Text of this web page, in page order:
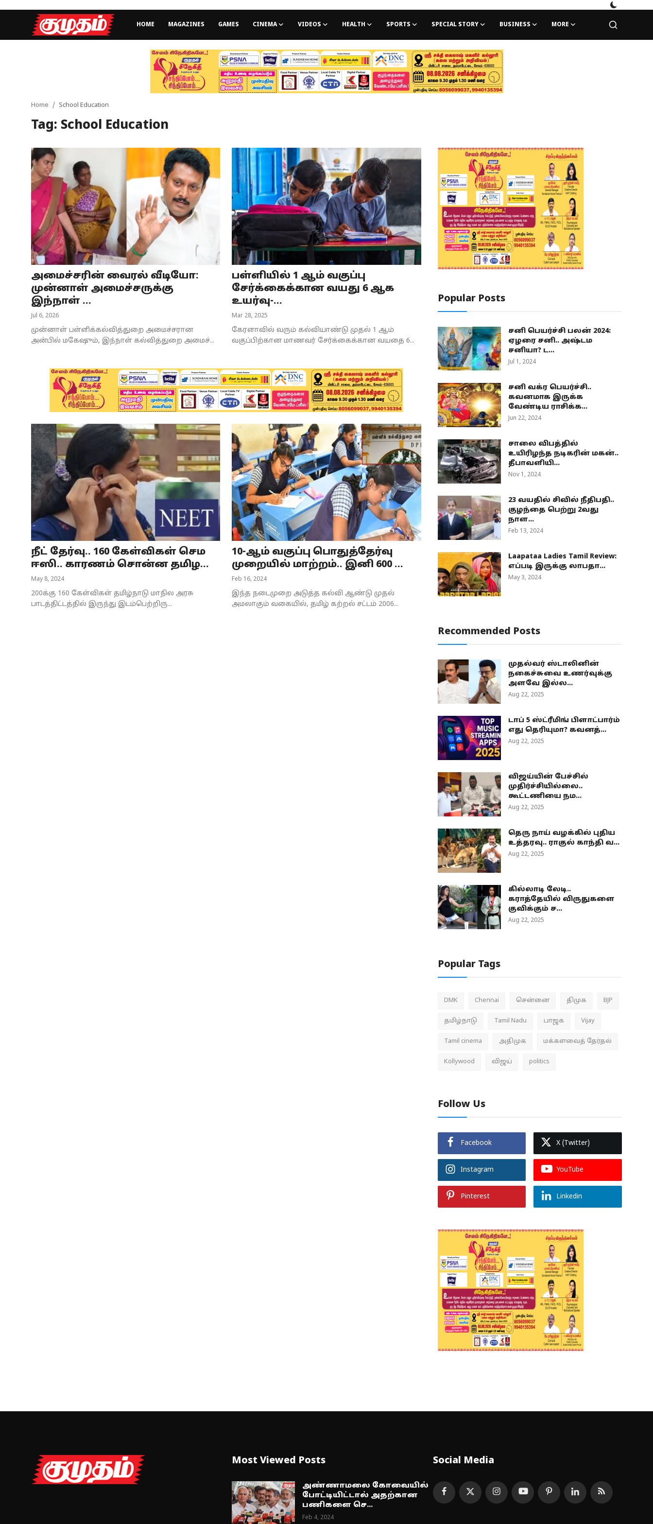
HOME MAGAZINES GAMES CINEMA VIDEOS HEALTH SPORTS SPECIAL STORY BUSINESS MORE
Games
Videos
Health
Special Story
Business
Tamilnadu
National
Astrology
Home School Education
Tag: School Education
அமைச்சரின் வைரல் வீடியோ:
முன்னாள் அமைச்சருக்கு
இந்நாள் ...
Jul 6, 2026
முன்னாள் பள்ளிக்கல்வித்துறை அமைச்சரான
அன்பில் மகேஷும், இந்நாள் கல்வித்துறை அமைச்...
பள்ளியில் 1 ஆம் வகுப்பு
சேர்க்கைக்கான வயது 6 ஆக
உயர்வு-...
Mar 28, 2025
கேரளாவில் வரும் கல்வியாண்டு முதல் 1 ஆம்
வகுப்பிற்கான மாணவர் சேர்க்கைக்கான வயதை 6...
நீட் தேர்வு.. 160 கேள்விகள் செம
ஈஸி.. காரணம் சொன்ன தமிழ...
May 8, 2024
200க்கு 160 கேள்விகள் தமிழ்நாடு மாநில அரசு
பாடத்திட்டத்தில் இருந்து இடம்பெற்றிரு...
10-ஆம் வகுப்பு பொதுத்தேர்வு
முறையில் மாற்றம்.. இனி 600 ...
Feb 16, 2024
இந்த நடைமுறை அடுத்த கல்வி ஆண்டு முதல்
அமலாகும் வகையில், தமிழ் கற்றல் சட்டம் 2006...
Popular Posts
சனி பெயர்ச்சி பலன் 2024:
ஏழரை சனி.. அஷ்டம
சனியா? ட...
Jul 1, 2024
சனி வக்ர பெயர்ச்சி..
கவனமாக இருக்க
வேண்டிய ராசிக்க...
Jun 22, 2024
சாலை விபத்தில்
உயிரிழந்த நடிகரின் மகன்..
தீபாவளியி...
Nov 1, 2024
23 வயதில் சிவில் நீதிபதி..
குழந்தை பெற்று 2வது
நாள...
Feb 13, 2024
Laapataa Ladies Tamil Review:
எப்படி இருக்கு லாபதா...
May 3, 2024
Recommended Posts
முதல்வர் ஸ்டாலினின்
நகைச்சுவை உணர்வுக்கு
அளவே இல்ல...
Aug 22, 2025
டாப் 5 ஸ்ட்ரீமிங் பிளாட்பார்ம்
எது தெரியுமா? கவனத்...
Aug 22, 2025
விஜய்யின் பேச்சில்
முதிர்ச்சியில்லை..
கூட்டணியை நம...
Aug 22, 2025
தெரு நாய் வழக்கில் புதிய
உத்தரவு.. ராகுல் காந்தி வ...
Aug 22, 2025
கில்லாடி லேடி..
கராத்தேயில் விருதுகளை
குவிக்கும் ச...
Aug 22, 2025
Popular Tags
DMK Chennai சென்னை திமுக BJP
தமிழ்நாடு Tamil Nadu பாஜக Vijay
Tamil cinema அதிமுக மக்களவைத் தேர்தல்
Kollywood விஜய் politics
Follow Us
Facebook X (Twitter)
Instagram YouTube
Pinterest Linkedin
Most Viewed Posts
அண்ணாமலை கோவையில்
போட்டியிட்டால் அதற்கான
பணிகளை செ...
Feb 4, 2024
Social Media